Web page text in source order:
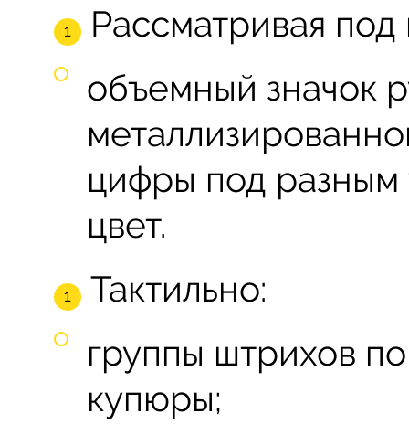
Рассматривая
объемный значок
цифры под разным
цвет.
Тактильно:
группы штрихов
купюры;